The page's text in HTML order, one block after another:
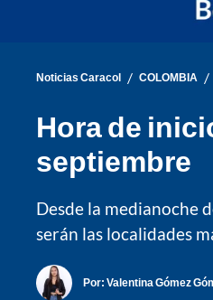
Noticias Caracol / COLOMBIA /
Hora de
septiembre
Desde la medianoche
serán las localidades
Por: Valentina Gómez